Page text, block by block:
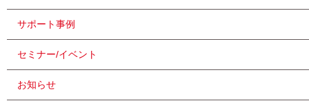
サポート事例
セミナー/イベント
お知らせ